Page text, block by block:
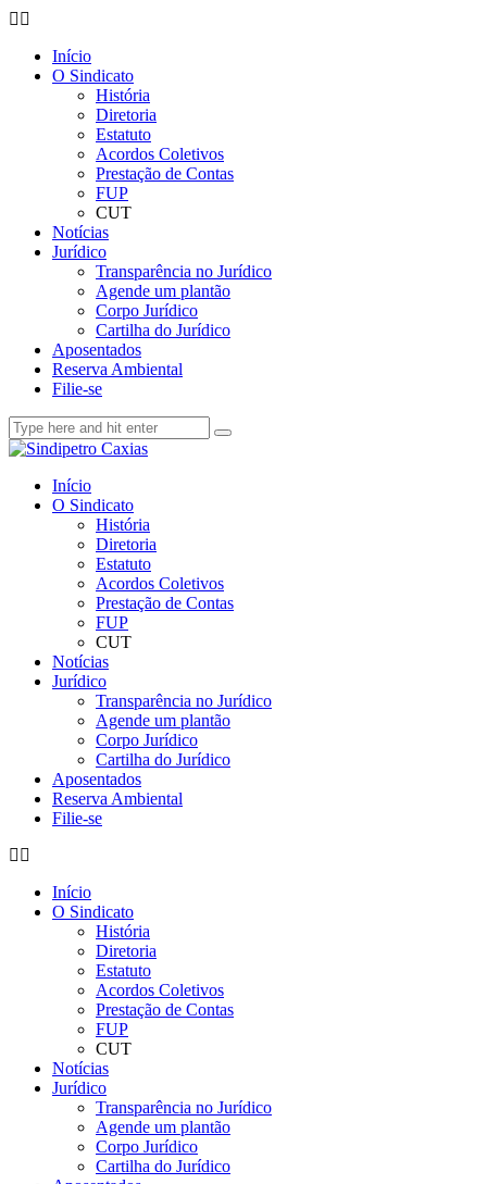
Início
O Sindicato
História
Diretoria
Estatuto
Acordos Coletivos
Prestação de Contas
FUP
CUT
Notícias
Jurídico
Transparência no Jurídico
Agende um plantão
Corpo Jurídico
Cartilha do Jurídico
Aposentados
Reserva Ambiental
Filie-se
Início
O Sindicato
História
Diretoria
Estatuto
Acordos Coletivos
Prestação de Contas
FUP
CUT
Notícias
Jurídico
Transparência no Jurídico
Agende um plantão
Corpo Jurídico
Cartilha do Jurídico
Aposentados
Reserva Ambiental
Filie-se
Início
O Sindicato
História
Diretoria
Estatuto
Acordos Coletivos
Prestação de Contas
FUP
CUT
Notícias
Jurídico
Transparência no Jurídico
Agende um plantão
Corpo Jurídico
Cartilha do Jurídico